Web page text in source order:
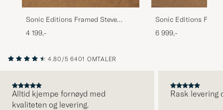
Sonic Editions Framed Steve
McQueen 1963
4 199,-
Sonic Editions
Aarons Lounging in
6 999,-
4.80/5 6401 OMTALER
Alltid kjempe fornøyd med
kvaliteten og levering.
Rask levering